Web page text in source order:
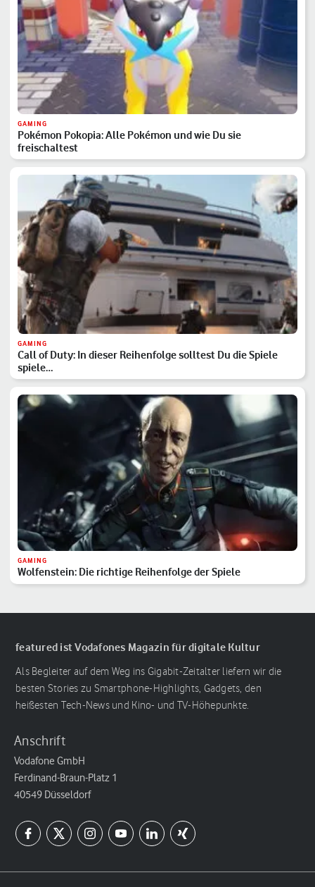
GAMING
Pokémon Pokopia: Alle Pokémon und wie Du sie
freischaltest
GAMING
Call of Duty: In dieser Reihenfolge solltest Du die Spiele
spiele…
GAMING
Wolfenstein: Die richtige Reihenfolge der Spiele
featured ist Vodafones Magazin für digitale Kultur
Als Begleiter auf dem Weg ins Gigabit-Zeitalter liefern wir die
besten Stories zu Smartphone-Highlights, Gadgets, den
heißesten Tech-News und Kino- und TV-Höhepunkte.
Anschrift
Vodafone GmbH
Ferdinand-Braun-Platz 1
40549 Düsseldorf